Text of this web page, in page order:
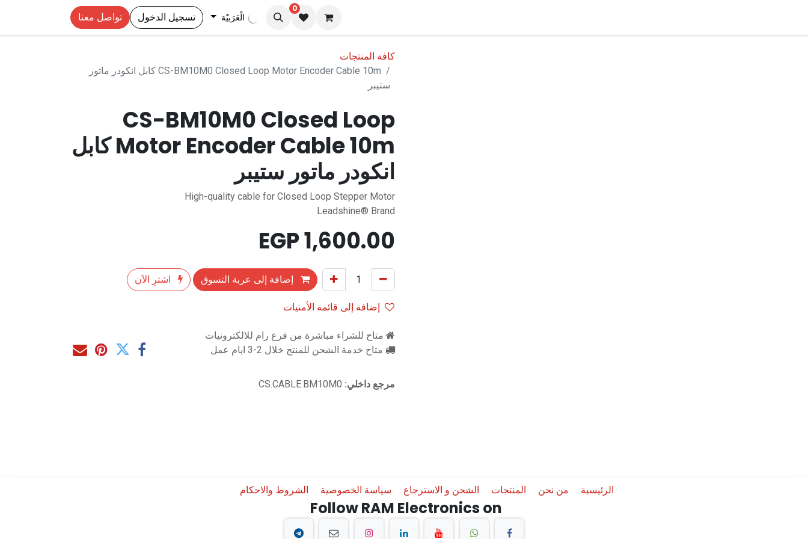
0
الْعَرَبيّة تسجيل الدخول تواصل معنا
كافة المنتجات
CS-BM10M0 Closed Loop Motor Encoder Cable 10m كابل انكودر ماتور
ستيبر
CS-BM10M0 Closed Loop
Motor Encoder Cable 10m كابل
انكودر ماتور ستيبر
High-quality cable for Closed Loop Stepper Motor
Leadshine® Brand
1,600.00
إضافة إلى عربة التسوق
اشترِ الآن
إضافة إلى قائمة الأمنيات
متاح للشراء مباشرة من فرع رام للالكترونيات
متاح خدمة الشحن للمنتج خلال 2-3 ايام عمل
مرجع داخلي: CS.CABLE.BM10M0
الرئيسية من نحن المنتجات الشحن و الاسترجاع سياسة الخصوصية الشروط والاحكام
Follow RAM Electronics on